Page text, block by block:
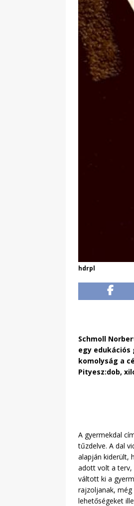
hdrpl
Schmoll
egy
komolyság a
Pityesz:dob,
A gyermekdal
tűzdelve. A dal
alapján kiderült,
adott volt a terv,
váltott ki a
rajzoljanak, még
lehetőségeket